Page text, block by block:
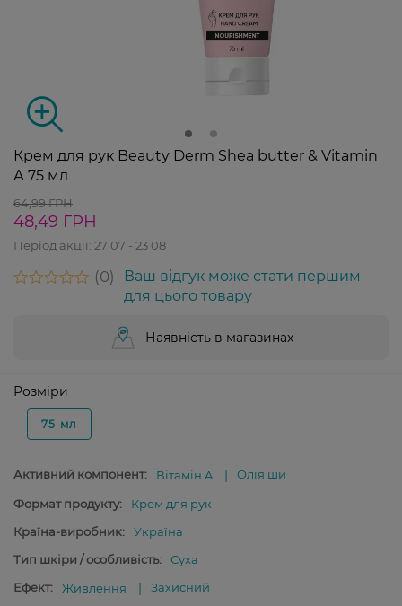
Крем для рук Beauty Derm Shea butter & Vitamin
А 75 мл
64,99 ГРН
48,49 ГРН
Період акції: 27 07 - 23 08
0
Ваш відгук може стати першим
для цього товару
Наявність в магазинах
Розміри
75 мл
Активний компонент: Вітамін A Олія ши
Формат продукту:
Крем для рук
Країна-виробник:
Україна
Тип шкіри / особливість:
Суха
Ефект:
Живлення Захисний